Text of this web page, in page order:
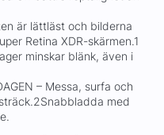
är lättläst och bilderna
Retina XDR-skärmen.1
minskar blänk, även i
– Messa, surfa och
med